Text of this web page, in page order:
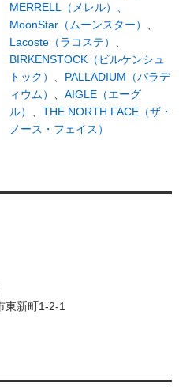
MERRELL（メレル）、
MoonStar（ムーンスター）
Lacoste（ラコステ）
BIRKENSTOCK（ビルケンシュ
トック）
PALLADIUM（パラデ
ィウム）
AIGLE（エーグ
ル）
THE NORTH FACE（ザ・
ノース・フェイス）
東新町1-2-1